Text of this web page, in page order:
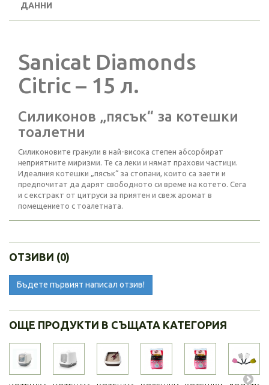
ДАННИ
Sanicat Diamonds
Citric – 15 л.
Силиконов „пясък“ за котешки
тоалетни
Силиконовите гранули в най-висока степен абсорбират
неприятните миризми. Те са леки и нямат прахови частици.
Идеалния котешки „пясък“ за стопани, които са заети и
предпочитат да дарят свободното си време на котето. Сега
и с екстракт от цитруси за приятен и свеж аромат в
помещението с тоалетната.
ОТЗИВИ (0)
Бъдете първият написал отзив!
ОЩЕ ПРОДУКТИ В СЪЩАТА КАТЕГОРИЯ